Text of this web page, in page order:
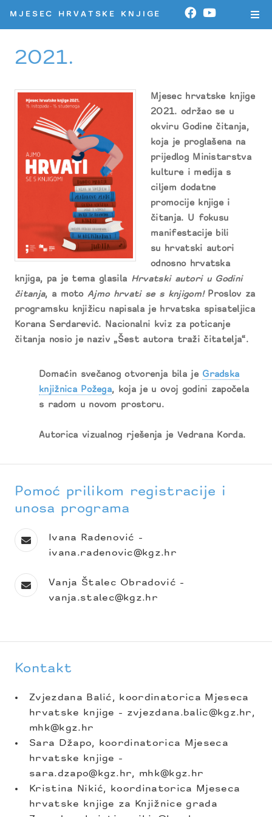
MJESEC HRVATSKE KNJIGE
2021.
Mjesec hrvatske knjige
2021. održao se u
okviru Godine čitanja,
koja je proglašena na
prijedlog Ministarstva
kulture i medija s
ciljem dodatne
promocije knjige i
čitanja. U fokusu
manifestacije bili
su hrvatski autori
odnosno hrvatska
knjiga, pa je tema glasila Hrvatski autori u Godini
čitanja, a motoAjmo hrvati se s knjigom!Proslov za
programsku knjižicu napisala je hrvatska spisateljica
Korana Serdarević. Nacionalni kviz za poticanje
čitanja nosio je naziv „Šest autora traži čitatelja“.
Domaćin svečanog otvorenja bila je Gradska
knjižnica Požega, koja je u ovoj godini započela
s radom u novom prostoru.
Autorica vizualnog rješenja je Vedrana Korda.
Pomoć prilikom registracije i
unosa programa
Ivana Radenović -
ivana.radenovic@kgz.hr
Vanja Štalec Obradović -
vanja.stalec@kgz.hr
Kontakt
Zvjezdana Balić, koordinatorica Mjeseca
hrvatske knjige - zvjezdana.balic@kgz.hr,
mhk@kgz.hr
Sara Džapo, koordinatorica Mjeseca
hrvatske knjige -
sara.dzapo@kgz.hr, mhk@kgz.hr
Kristina Nikić, koordinatorica Mjeseca
hrvatske knjige za Knjižnice grada